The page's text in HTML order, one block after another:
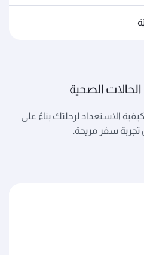
الصحية
الاستعداد لرحلتك بناءً على
تجربة سفر مريحة.